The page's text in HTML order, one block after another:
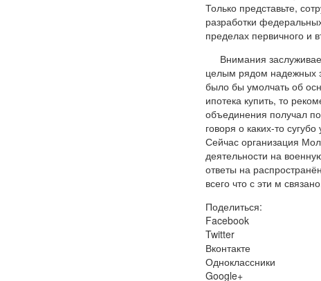
Только представьте,
разработки
пределах первичного и
Внимания
целым рядом надежных
было бы умолчать об
ипотека купить, то
объединения получал
говоря о каких-то
Сейчас организация
деятельности на
ответы на
всего что с эти м
Поделиться:
Facebook
Twitter
Вконтакте
Одноклассники
Google+